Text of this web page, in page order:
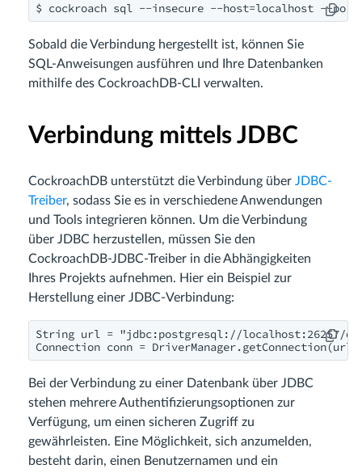
$ cockroach sql --insecure --host=localhost --
Sobald die Verbindung hergestellt ist, können Sie
SQL-Anweisungen ausführen und Ihre Datenbanken
mithilfe des CockroachDB-CLI verwalten.
Verbindung mittels JDBC
CockroachDB unterstützt die Verbindung über JDBC-
Treiber, sodass Sie es in verschiedene Anwendungen
und Tools integrieren können. Um die Verbindung
über JDBC herzustellen, müssen Sie den
CockroachDB-JDBC-Treiber in die Abhängigkeiten
Ihres Projekts aufnehmen. Hier ein Beispiel zur
Herstellung einer JDBC-Verbindung:
String url = "jdbc:postgresql://localhost:26257/
Connection conn =
Bei der Verbindung zu einer Datenbank über JDBC
stehen mehrere Authentifizierungsoptionen zur
Verfügung, um einen sicheren Zugriff zu
gewährleisten. Eine Möglichkeit, sich anzumelden,
besteht darin, einen Benutzernamen und ein